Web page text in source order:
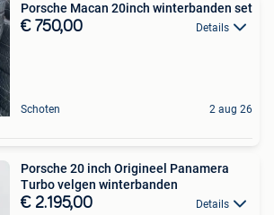
Porsche Macan 20inch winterbanden set
€ 750,00 Details
Schoten 2 aug 26
Porsche 20 inch Origineel Panamera
Turbo velgen winterbanden
€ 2.195,00 Details